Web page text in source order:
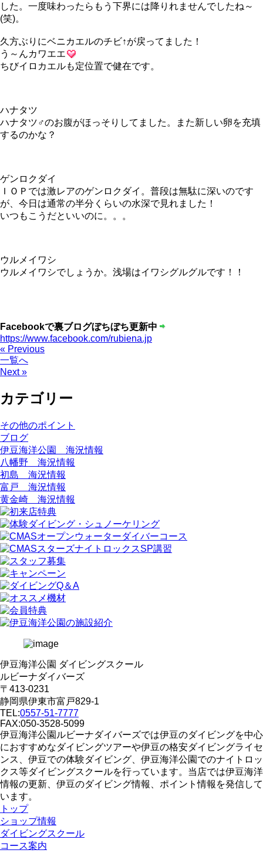
した。一度味わったらもう下界には降りれませんでしたね～
(笑)。
久方ぶりにベニカエルのチビ↑が戻ってました！
う～んカワエエ
ちびイロカエルも定位置で健在です。
ハナタツ
ハナタツ♂のお腹がほっそりしてました。また新しい卵を充填
するのかな？
ゲンロクダイ
ＩＯＰでは激レアのゲンロクダイ。普段は無駄に深いのです
が、今日は通常の半分くらいの水深で見れました！
いつもこうだといいのに。。。
ウルメイワシ
ウルメイワシでしょうか。浅場はイワシグルグルです！！
Facebookで裏ブログぼちぼち更新中
https://www.facebook.com/rubiena.jp
« Previous
一覧へ
Next »
カテゴリー
その他のポイント
ブログ
伊豆海洋公園 海況情報
八幡野 海況情報
初島 海況情報
富戸 海況情報
黄金崎 海況情報
伊豆海洋公園 ダイビングスクール
ルビーナダイバーズ
〒413-0231
静岡県伊東市富戸829-1
TEL:0557-51-7777
FAX:050-3528-5099
伊豆海洋公園ルビーナダイバーズでは伊豆のダイビングを中心
におすすめなダイビングツアーや伊豆の格安ダイビングライセ
ンス、伊豆での体験ダイビング、伊豆海洋公園でのナイトロッ
クス等ダイビングスクールを行っています。当店では伊豆海洋
情報の更新、伊豆のダイビング情報、ポイント情報を発信して
います。
トップ
ショップ情報
ダイビングスクール
コース案内